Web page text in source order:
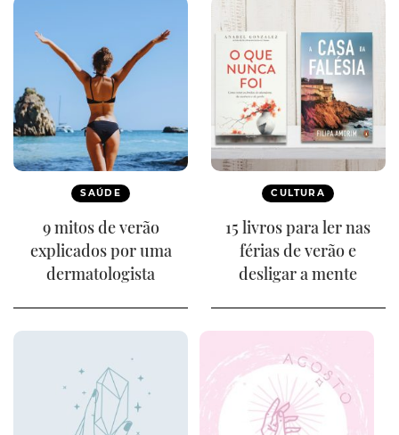
SAÚDE
9 mitos de verão
explicados por uma
dermatologista
CULTURA
15 livros para ler nas
férias de verão e
desligar a mente